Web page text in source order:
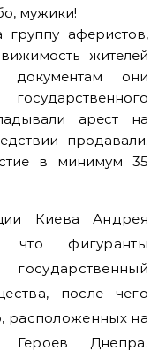
мужики!
аферистов,
жителей
они
арест на
продавали.
в минимум 35
Киева Андрея
что фигуранты
после чего
расположенных на
Героев Днепра.